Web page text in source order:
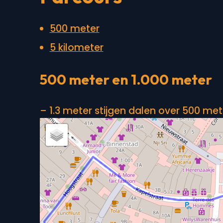
500 meter
5 kilometer
500 meter en 1.000 meter
– 1.3 meter stijgen dalen over 500